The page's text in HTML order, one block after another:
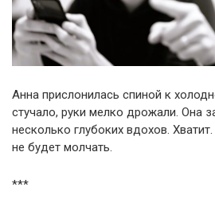
Анна прислонилась спиной к
стучало, руки мелко дрожали. Она
несколько глубоких вдохов.
не будет молчать.
***